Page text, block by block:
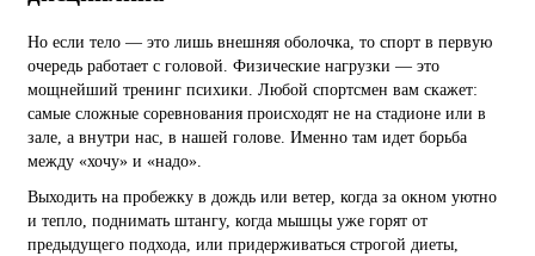
Но если тело — это лишь внешняя оболочка, то спорт в первую
очередь работает с головой. Физические нагрузки — это
мощнейший тренинг психики. Любой спортсмен вам скажет:
самые сложные соревнования происходят не на стадионе или в
зале, а внутри нас, в нашей голове. Именно там идет борьба
между «хочу» и «надо».
Выходить на пробежку в дождь или ветер, когда за окном уютно
и тепло, поднимать штангу, когда мышцы уже горят от
предыдущего подхода, или придерживаться строгой диеты,